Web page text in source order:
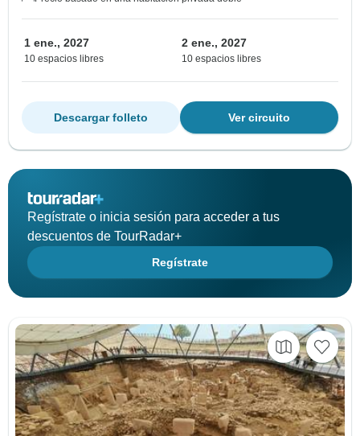
1 ene., 2027
10 espacios libres
2 ene., 2027
10 espacios libres
Ver circuito
Descargar folleto
Regístrate o inicia sesión para acceder a tus
descuentos de TourRadar+
Regístrate